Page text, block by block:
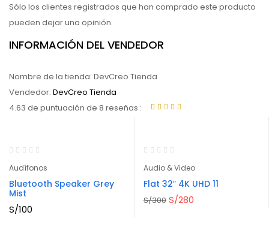
Sólo los clientes registrados que han comprado este producto
pueden dejar una opinión.
INFORMACIÓN DEL VENDEDOR
Nombre de la tienda: DevCreo Tienda
Vendedor: DevCreo Tienda
4.63 de puntuación de 8 reseñas
Audífonos
Bluetooth Speaker Grey
Mist
S/100
Audio & Video
Flat 32″ 4K UHD 11
S/300 S/280